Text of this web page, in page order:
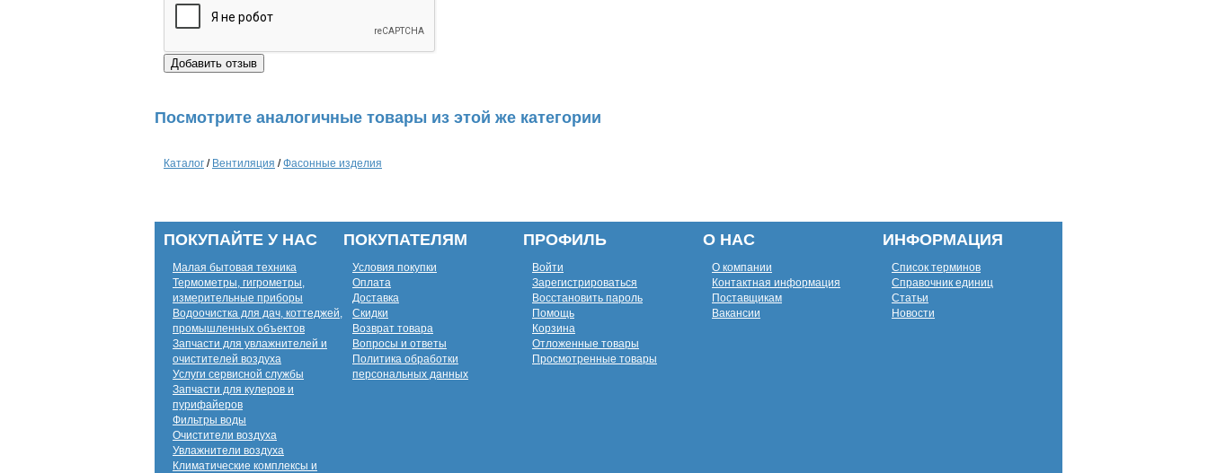
Посмотрите аналогичные товары из этой же категории
Каталог / Вентиляция /Фасонные изделия
ПОКУПАЙТЕ У НАС
Малая бытовая техника
Термометры, гигрометры,
измерительные приборы
Водоочистка для дач, коттеджей,
промышленных объектов
Запчасти для увлажнителей и
очистителей воздуха
Услуги сервисной службы
Запчасти для кулеров и
пурифайеров
Фильтры воды
Очистители воздуха
Увлажнители воздуха
Климатические комплексы и
ПОКУПАТЕЛЯМ
Условия покупки
Оплата
Доставка
Скидки
Возврат товара
Вопросы и ответы
Политика обработки
персональных данных
ПРОФИЛЬ
Войти
Зарегистрироваться
Восстановить пароль
Помощь
Корзина
Отложенные товары
Просмотренные товары
О НАС
О компании
Контактная информация
Поставщикам
Вакансии
ИНФОРМАЦИЯ
Список терминов
Справочник единиц
Статьи
Новости